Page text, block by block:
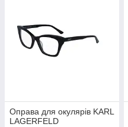
Оправа для окулярів KARL
LAGERFELD